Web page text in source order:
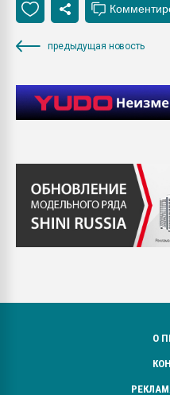
предыдущая новость
О